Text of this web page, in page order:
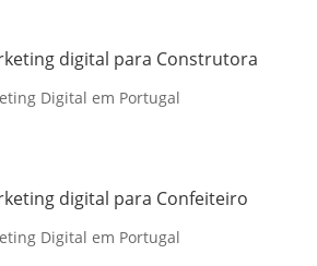
digital para Construtora
Digital em Portugal
digital para Confeiteiro
Digital em Portugal